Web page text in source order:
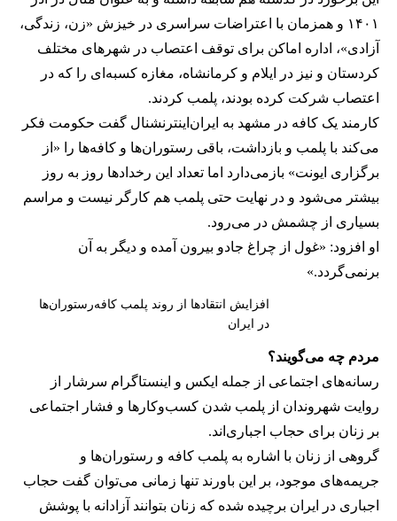
۱۴۰۱ و همزمان با اعتراضات سراسری در خیزش «زن، زندگی،
آزادی»، اداره اماکن برای توقف اعتصاب در شهرهای مختلف
کردستان و نیز در ایلام و کرمانشاه، مغازه کسبه‌ای را که در
اعتصاب شرکت کرده بودند، پلمب کردند.
کارمند یک کافه در مشهد به ایران‌اینترنشنال گفت حکومت فکر
می‌کند با پلمب و بازداشت، باقی رستوران‌ها و کافه‌ها را «از
برگزاری ایونت» بازمی‌دارد اما تعداد این رخدادها روز به روز
بیشتر می‌شود و در نهایت حتی پلمب هم کارگر نیست و مراسم
بسیاری از چشمش در می‌رود.
او افزود: «غول از چراغ جادو بیرون آمده و دیگر به آن
برنمی‎‌گردد.»
افزایش انتقادها از روند پلمب کافه‌رستوران‌ها
در ایران
مردم چه می‌گویند؟
رسانه‎‌های اجتماعی از جمله ایکس و اینستاگرام سرشار از
روایت شهروندان از پلمب شدن کسب‌وکارها و فشار اجتماعی
بر زنان برای حجاب اجباری‌اند.
گروهی از زنان با اشاره به پلمب کافه و رستوران‌ها و
جریمه‌های موجود، بر این باورند تنها زمانی می‌توان گفت حجاب
اجباری در ایران برچیده شده که زنان بتوانند آزادانه با پوشش